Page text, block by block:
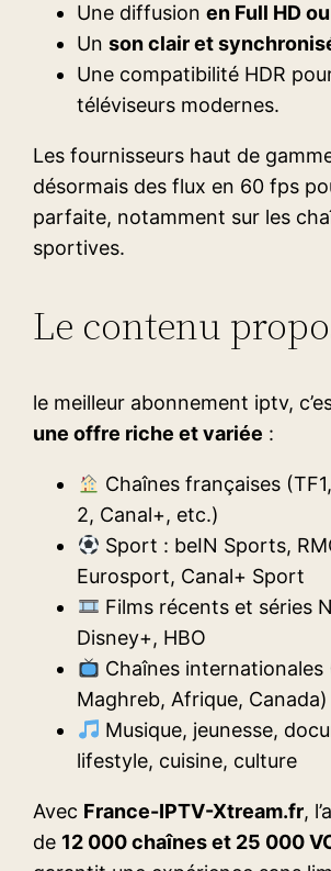
Une diffusionen Full HD
Unson clair et
Une compatibilité HDR
téléviseurs modernes.
Les fournisseurs haut de
désormais des flux en 60 fps
parfaite, notamment sur les
sportives.
Le contenu
le meilleur abonnement iptv,
une offre riche et variée :
Chaînes françaises
2, Canal+, etc.)
Sport : beIN Sports,
Eurosport, Canal+ Sport
Films récents et séries
Disney+, HBO
Chaînes internationales
Maghreb, Afrique, Canada)
Musique, jeunesse,
lifestyle, cuisine, culture
Avec France-IPTV-Xtream.fr,
de 12 000 chaînes et 25 000